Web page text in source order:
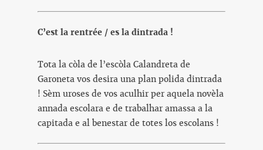
C’est la rentrée / es la dintrada !
Tota la còla de l’escòla Calandreta de
Garoneta vos desira una plan polida dintrada
! Sèm uroses de vos aculhir per aquela novèla
annada escolara e de trabalhar amassa a la
capitada e al benestar de totes los escolans !